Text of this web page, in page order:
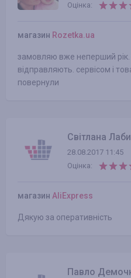
Оцінка:
магазин Rozetka.ua
замовляю вже неперший
відправляють. сервісом і
повернули
Світлана
28.08.2017 11:45
Оцінка:
магазин AliExpress
Дякую за оперативність
Павло